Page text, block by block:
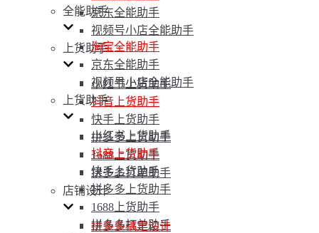
京东全能助手
视频号小店全能助手
上货助手
小红书上货助手
抖音上货助手
快手上货助手
拼多多上货助手
1688上货助手
拼多多打单助手
店铺设计
拼多多稿定设计
全能助手
淘宝全能助手
京东全能助手
视频号小店全能助手
上货助手
小红书上货助手
抖音上货助手
快手上货助手
拼多多上货助手
1688上货助手
拼多多打单助手